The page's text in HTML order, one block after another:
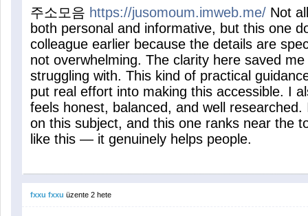
주소모음 https://jusomoum.imweb.me/ Not
both personal and informative, but this one
colleague earlier because the details are
not overwhelming. The clarity here saved
struggling with. This kind of practical
put real effort into making this accessible. I
feels honest, balanced, and well
on this subject, and this one ranks near the
like this — it genuinely helps people.
fxxu fxxu üzente 2 hete